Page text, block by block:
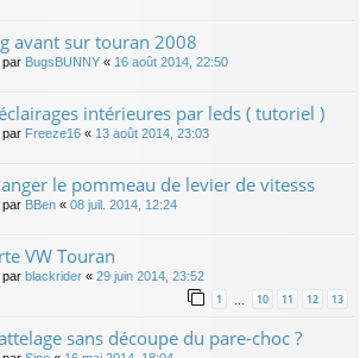
avant sur touran 2008
par BugsBUNNY « 16 août 2014, 22:50
intérieures par leds ( tutoriel )
par Freeze16 « 13 août 2014, 23:03
le pommeau de levier de vitesss
par BBen « 08 juil. 2014, 12:24
VW Touran
par blackrider « 29 juin 2014, 23:52
1 … 10 11 12 13
sans découpe du pare-choc ?